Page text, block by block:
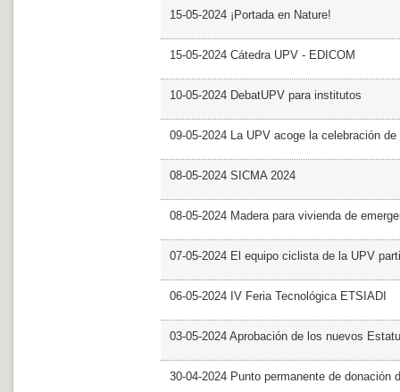
15-05-2024 ¡Portada en Nature!
15-05-2024 Cátedra UPV - EDICOM
10-05-2024 DebatUPV para institutos
09-05-2024 La UPV acoge la celebración
08-05-2024 SICMA 2024
08-05-2024 Madera para vivienda de
07-05-2024 El equipo ciclista de la UPV
06-05-2024 IV Feria Tecnológica ETSIADI
03-05-2024 Aprobación de los nuevos
30-04-2024 Punto permanente de donación